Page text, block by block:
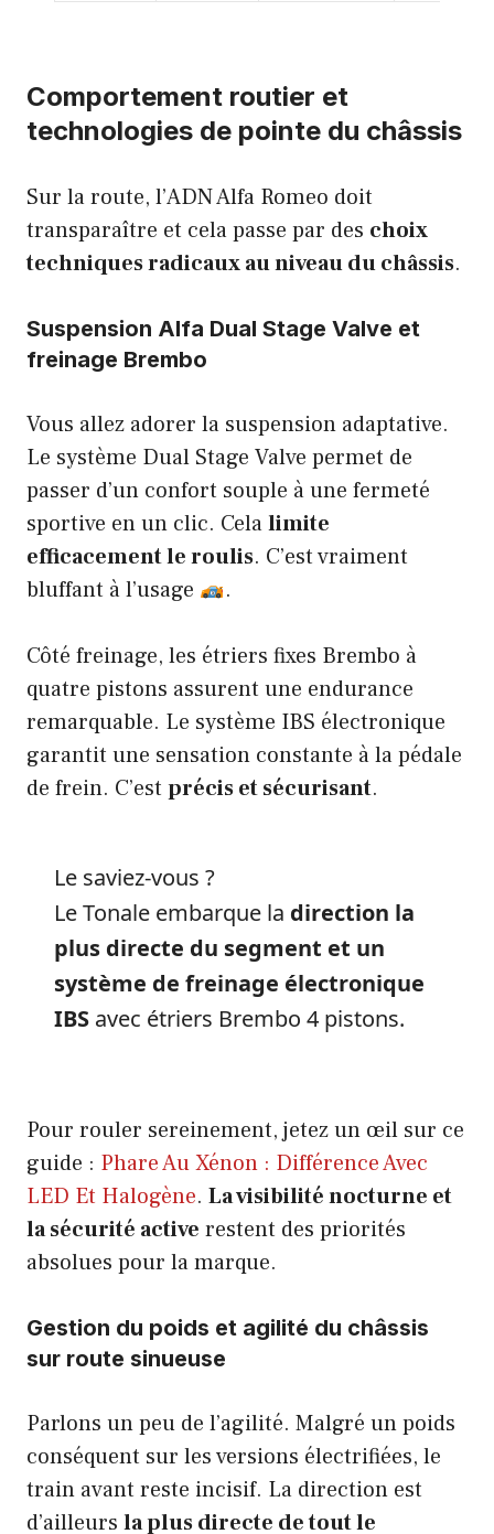
Comportement routier et
technologies de pointe du châssis
Sur la route, l’ADN Alfa Romeo doit
transparaître et cela passe par des choix
techniques radicaux au niveau du châssis.
Suspension Alfa Dual Stage Valve et
freinage Brembo
Vous allez adorer la suspension adaptative.
Le système Dual Stage Valve permet de
passer d’un confort souple à une fermeté
sportive en un clic. Celalimite
efficacement le roulis. C’est vraiment
bluffant à l’usage
.
Côté freinage, les étriers fixes Brembo à
quatre pistons assurent une endurance
remarquable. Le système IBS électronique
garantit une sensation constante à la pédale
de frein. C’est précis et sécurisant.
Le saviez-vous ?
Le Tonale embarque la direction la
plus directe du segment et un
système de freinage électronique
IBS avec étriers Brembo 4 pistons.
Pour rouler sereinement, jetez un œil sur ce
guide : Phare Au Xénon : Différence Avec
LED Et Halogène. La visibilité nocturne et
la sécurité active restent des priorités
absolues pour la marque.
Gestion du poids et agilité du châssis
sur route sinueuse
Parlons un peu de l’agilité. Malgré un poids
conséquent sur les versions électrifiées, le
train avant reste incisif. La direction est
d’ailleurs la plus directe de tout le